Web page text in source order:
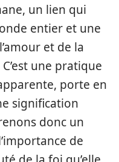
un lien qui
entier et une
et de la
une pratique
porte en
signification
donc un
de